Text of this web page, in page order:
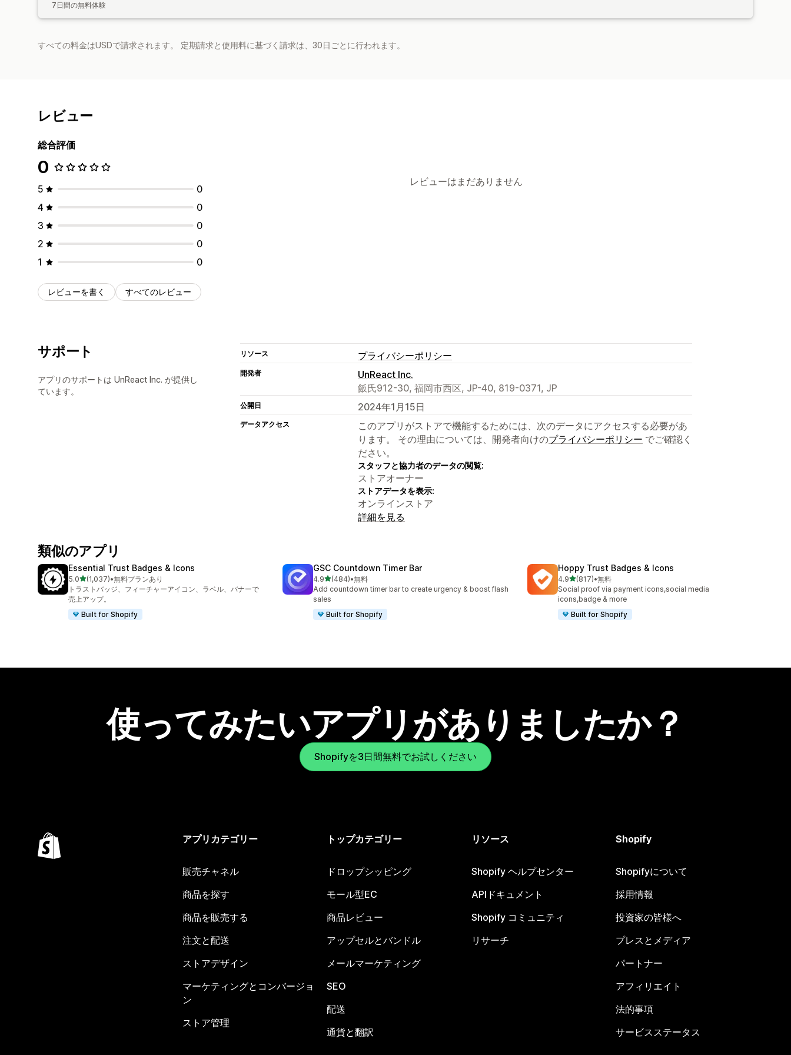
7日間の無料体験
すべての料金はUSDで請求されます。 定期請求と使用料に基づく請求は、30日ごとに行われます。
レビュー
総合評価
0
5
0
4
0
3
0
2
0
1
0
レビューを書く すべてのレビュー
レビューはまだありません
サポート
アプリのサポートは UnReact Inc. が提供し
ています。
リソース プライバシーポリシー
開発者
UnReact Inc.
飯氏912-30, 福岡市西区, JP-40, 819-0371, JP
公開日 2024年1月15日
データアクセス
このアプリがストアで機能するためには、次のデータにアクセスする必要があ
ります。 その理由については、開発者向けのプライバシーポリシー でご確認く
ださい。
スタッフと協力者のデータの閲覧:
ストアオーナー
ストアデータを表示:
オンラインストア
詳細を見る
類似のアプリ
Essential Trust Badges & Icons
5.05つ星中
(1,037)
合計レビュー数：1037件
•無料プランあり
トラストバッジ、フィーチャーアイコン、ラベル、バナーで
売上アップ。
Built for Shopify
GSC Countdown Timer Bar
4.95つ星中
(484)
合計レビュー数：484件
•無料
Add countdown timer bar to create urgency & boost flash
sales
Built for Shopify
Hoppy Trust Badges & Icons
4.95つ星中
(817)
合計レビュー数：817件
•無料
Social proof via payment icons,social media
icons,badge & more
Built for Shopify
使ってみたいアプリがありましたか？
Shopifyを3日間無料でお試しください
アプリカテゴリー
販売チャネル
商品を探す
商品を販売する
注文と配送
ストアデザイン
マーケティングとコンバージョ
ン
ストア管理
トップカテゴリー
ドロップシッピング
モール型EC
商品レビュー
アップセルとバンドル
メールマーケティング
SEO
配送
通貨と翻訳
リソース
Shopify ヘルプセンター
APIドキュメント
Shopify コミュニティ
リサーチ
Shopify
Shopifyについて
採用情報
投資家の皆様へ
プレスとメディア
パートナー
アフィリエイト
法的事項
サービスステータス